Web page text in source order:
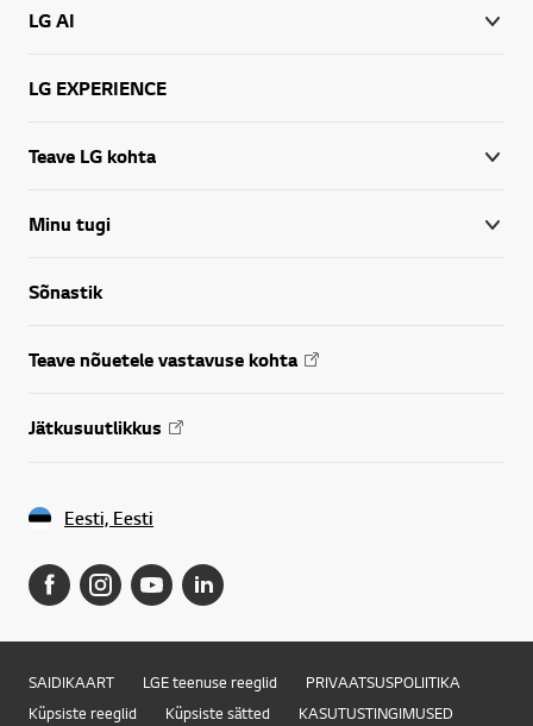
LG AI
LG EXPERIENCE
Teave LG kohta
Minu tugi
Sõnastik
Teave nõuetele vastavuse kohta
Jätkusuutlikkus
Eesti, Eesti
SAIDIKAART LGE teenuse reeglid
PRIVAATSUSPOLIITIKA
Küpsiste reeglid
Küpsiste sätted KASUTUSTINGIMUSED